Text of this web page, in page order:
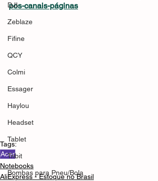
DJI
Zeblaze
Fifine
QCY
Colmi
Essager
Haylou
Headset
Tablet
Tribit
Bombas para Pneu/Bola
pos-canais-páginas
Tags:
Acer
Notebooks
AliExpress - Estoque no Brasil